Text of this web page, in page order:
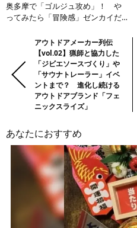
奥多摩で「ゴルジュ攻め」！ や
ってみたら「冒険感」ゼンカイだ
記
事・
記
事
Previous:アウトドアメーカー列伝
【vol.02】猟師と協力した
「ジビエソースづくり」や
「サウナトレーラー」イベ
ントまで？ 進化し続ける
アウトドアブランド「フェ
ニックスライズ」
あなたにおすすめ